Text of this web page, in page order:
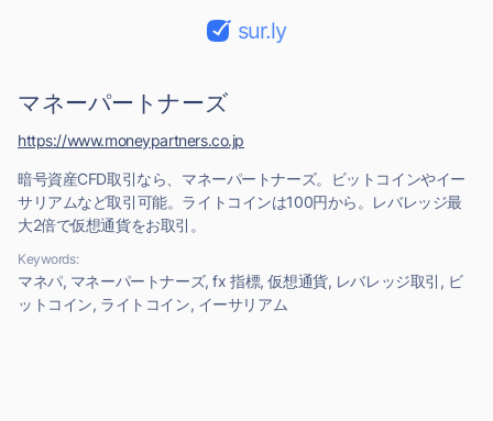
sur.ly
マネーパートナーズ
暗号資産CFD取引なら、マネーパートナーズ。ビットコインやイー
サリアムなど取引可能。ライトコインは100円から。レバレッジ最
大2倍で仮想通貨をお取引。
Keywords:
マネパ, マネーパートナーズ, fx 指標, 仮想通貨, レバレッジ取引, ビ
ットコイン, ライトコイン, イーサリアム
https://www.moneypartners.co.jp